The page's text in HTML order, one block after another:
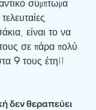
σύμπτωμα
είναι το να
σε πάρα πολύ
9 τους έτη!!
δεν θεραπεύει